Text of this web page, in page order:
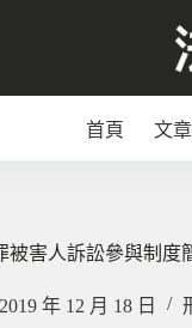
首頁 文
害人訴訟參與制度
2019 年 12 月 18 日